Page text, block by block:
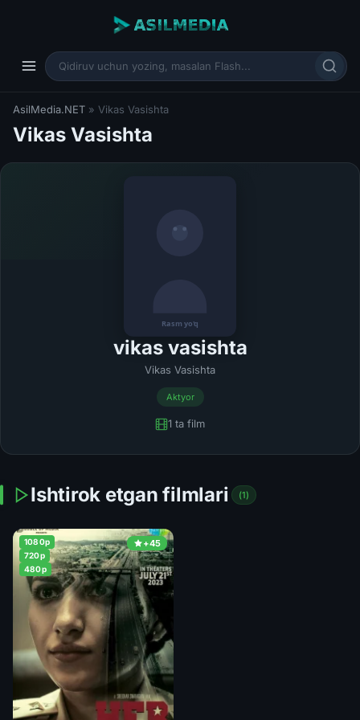
AsilMedia.NET » Vikas Vasishta
Vikas Vasishta
vikas vasishta
Vikas Vasishta
Aktyor
1 ta film
Ishtirok etgan filmlari (1)
+45
1080p
720p
480p